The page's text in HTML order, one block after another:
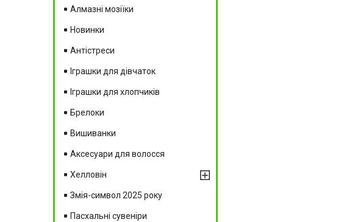
Алмазні мозіїки
Новинки
Антістреси
Іграшки для дівчаток
Іграшки для хлопчиків
Брелоки
Вишиванки
Аксесуари для волосся
Хелловін
Змія-символ 2025 року
Пасхальні сувеніри